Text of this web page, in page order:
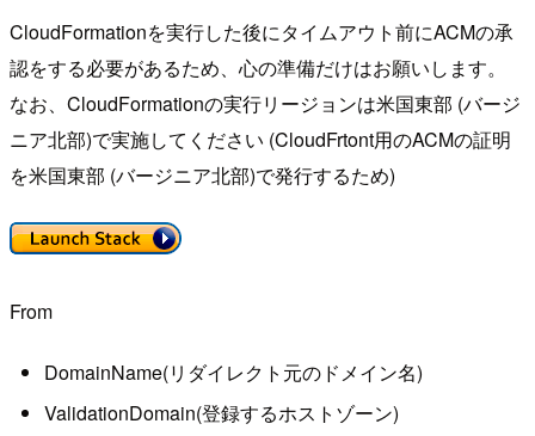
CloudFormationを実行した後にタイムアウト前にACMの承
認をする必要があるため、心の準備だけはお願いします。
なお、CloudFormationの実行リージョンは米国東部 (バージ
ニア北部)で実施してください (CloudFrtont用のACMの証明
を米国東部 (バージニア北部)で発行するため)
From
DomainName(リダイレクト元のドメイン名)
ValidationDomain(登録するホストゾーン)